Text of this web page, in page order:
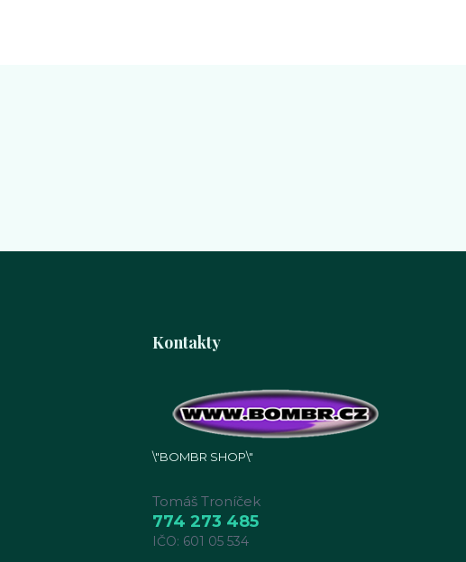
Kontakty
\"BOMBR SHOP\"
Tomáš Troníček
774 273 485
IČO: 601 05 534